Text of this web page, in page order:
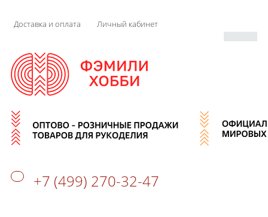
Доставка и оплата Личный кабинет
+7 (499) 270-32-47